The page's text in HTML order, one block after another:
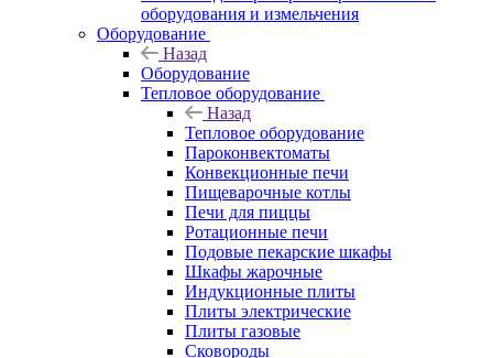
оборудования и измельчения
Оборудование
Назад
Оборудование
Тепловое оборудование
Назад
Тепловое оборудование
Пароконвектоматы
Конвекционные печи
Пищеварочные котлы
Печи для пиццы
Ротационные печи
Подовые пекарские шкафы
Шкафы жарочные
Индукционные плиты
Плиты электрические
Плиты газовые
Сковороды